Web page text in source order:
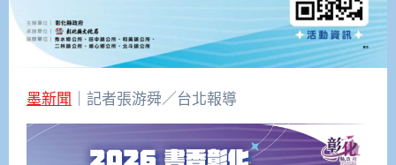
墨新聞 ｜記者張游舜／台北報導